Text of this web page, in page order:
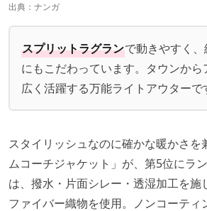
出典： ナンガ
スプリットラグランで動きやすく
にもこだわっています。タウンか
広く活躍する万能ライトアウターで
スタイリッシュなのに確かな暖かさを
ムコーチジャケット」が、第5位にラ
は、撥水・片面シレー・透湿加工を施
ファイバー織物を使用。ノンコーティ